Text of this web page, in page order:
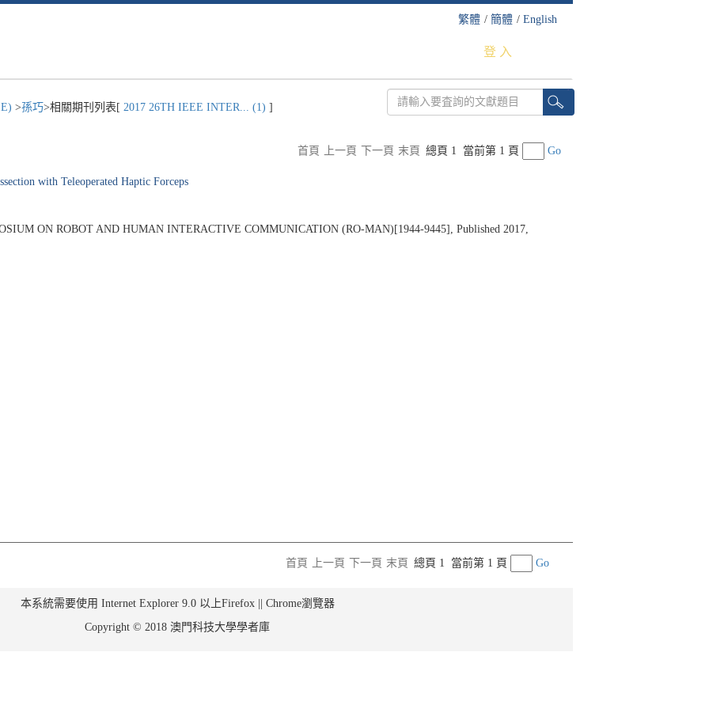
繁體 / 簡體 / English
登 入
>孫巧>相關期刊列表[ 2017 26TH IEEE INTER... (1) ]
首頁 上一頁 下一頁 末頁 總頁 1 當前第 1 頁 Go
with Teleoperated Haptic Forceps
ON ROBOT AND HUMAN INTERACTIVE COMMUNICATION (RO-MAN)[1944-9445], Published 2017,
首頁
上一頁 下一頁 末頁 總頁 1 當前第 1 頁 Go
本系統需要使用 Internet Explorer 9.0 以上Firefox || Chrome瀏覽器
Copyright © 2018 澳門科技大學學者庫